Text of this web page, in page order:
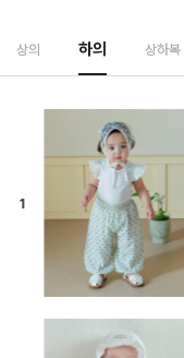
상의 하의 상하복